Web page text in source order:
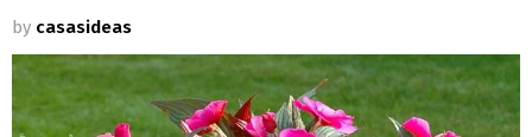
by casasideas